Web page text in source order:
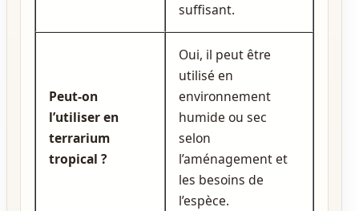
suffisant.
Peut‑on
l’utiliser en
terrarium
tropical ?
Oui, il peut être
utilisé en
environnement
humide ou sec
selon
l’aménagement et
les besoins de
l’espèce.